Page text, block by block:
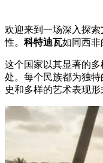
欢迎来到一场深入探索
性。 科特迪瓦如同西非
这个国家以其显著的
处。每个民族都为独
史和多样的艺术表现形